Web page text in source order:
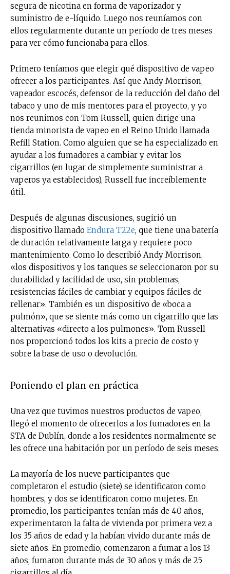
segura de nicotina en forma de vaporizador y
suministro de e-líquido. Luego nos reuníamos con
ellos regularmente durante un período de tres meses
para ver cómo funcionaba para ellos.
Primero teníamos que elegir qué dispositivo de vapeo
ofrecer a los participantes. Así que Andy Morrison,
vapeador escocés, defensor de la reducción del daño del
tabaco y uno de mis mentores para el proyecto, y yo
nos reunimos con Tom Russell, quien dirige una
tienda minorista de vapeo en el Reino Unido llamada
Refill Station. Como alguien que se ha especializado en
ayudar a los fumadores a cambiar y evitar los
cigarrillos (en lugar de simplemente suministrar a
vaperos ya establecidos), Russell fue increíblemente
útil.
Después de algunas discusiones, sugirió un
dispositivo llamado Endura T22e, que tiene una batería
de duración relativamente larga y requiere poco
mantenimiento. Como lo describió Andy Morrison,
«los dispositivos y los tanques se seleccionaron por su
durabilidad y facilidad de uso, sin problemas,
resistencias fáciles de cambiar y equipos fáciles de
rellenar». También es un dispositivo de «boca a
pulmón», que se siente más como un cigarrillo que las
alternativas «directo a los pulmones». Tom Russell
nos proporcionó todos los kits a precio de costo y
sobre la base de uso o devolución.
Poniendo el plan en práctica
Una vez que tuvimos nuestros productos de vapeo,
llegó el momento de ofrecerlos a los fumadores en la
STA de Dublín, donde a los residentes normalmente se
les ofrece una habitación por un período de seis meses.
La mayoría de los nueve participantes que
completaron el estudio (siete) se identificaron como
hombres, y dos se identificaron como mujeres. En
promedio, los participantes tenían más de 40 años,
experimentaron la falta de vivienda por primera vez a
los 35 años de edad y la habían vivido durante más de
siete años. En promedio, comenzaron a fumar a los 13
años, fumaron durante más de 30 años y más de 25